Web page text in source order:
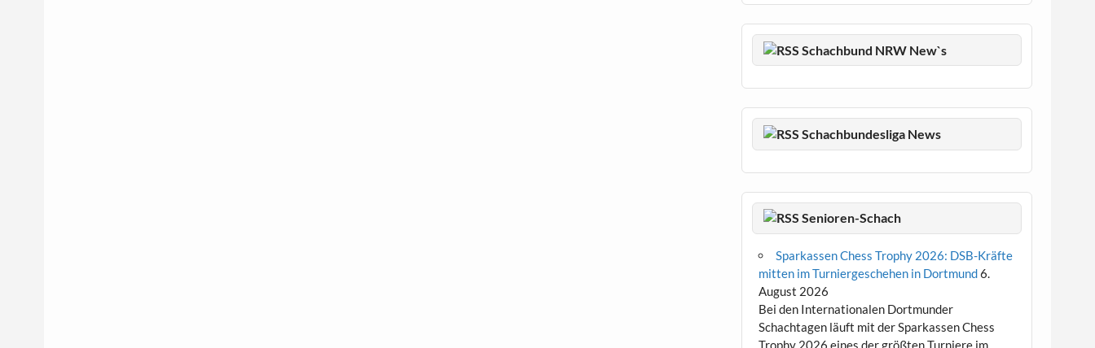
Schachbund NRW New`s
Schachbundesliga News
Senioren-Schach
Sparkassen Chess Trophy 2026: DSB-Kräfte
mitten im Turniergeschehen in Dortmund6.
August 2026
Bei den Internationalen Dortmunder
Schachtagen läuft mit der Sparkassen Chess
Trophy 2026 eines der größten Turniere im